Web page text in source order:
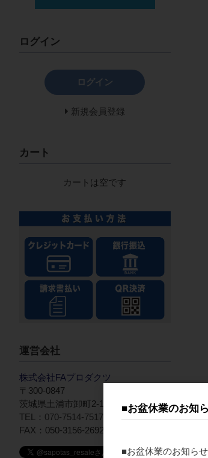
ログイン
ログイン
新規会員登録
カート
カートは空です
運営会社
株式会社FAプロダクツ
〒300-0847
茨城県土浦市卸町2-13-3
TEL： 070-7514-7517
FAX：050-3156-2692
■お盆休業のお知
■お盆休業のお知らせ